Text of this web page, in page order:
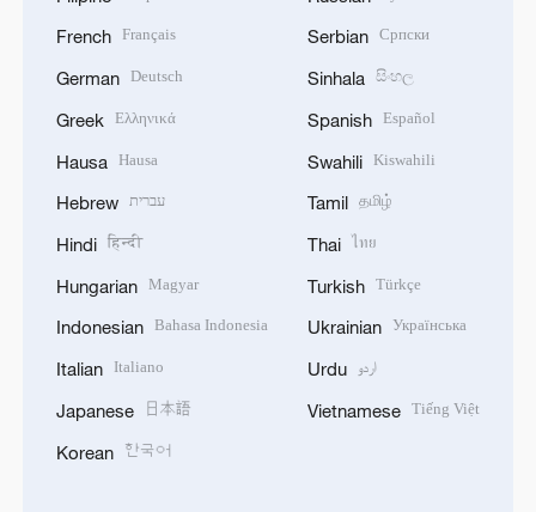
French Français
German Deutsch
Greek Ελληνικά
Hausa Hausa
Hebrew עברית
Hindi हिन्दी
Hungarian Magyar
Indonesian Bahasa Indonesia
Italian Italiano
Japanese 日本語
Korean 한국어
Serbian Српски
Sinhala සිංහල
Spanish Español
Swahili Kiswahili
Tamil தமிழ்
Thai ไทย
Turkish Türkçe
Ukrainian Українська
Urdu اردو
Vietnamese Tiếng Việt